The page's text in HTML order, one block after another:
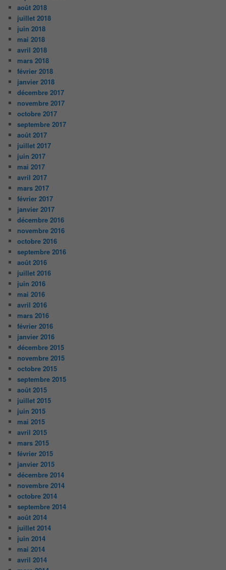
août 2018
juillet 2018
juin 2018
mai 2018
avril 2018
mars 2018
février 2018
janvier 2018
décembre 2017
novembre 2017
octobre 2017
septembre 2017
août 2017
juillet 2017
juin 2017
mai 2017
avril 2017
mars 2017
février 2017
janvier 2017
décembre 2016
novembre 2016
octobre 2016
septembre 2016
août 2016
juillet 2016
juin 2016
mai 2016
avril 2016
mars 2016
février 2016
janvier 2016
décembre 2015
novembre 2015
octobre 2015
septembre 2015
août 2015
juillet 2015
juin 2015
mai 2015
avril 2015
mars 2015
février 2015
janvier 2015
décembre 2014
novembre 2014
octobre 2014
septembre 2014
août 2014
juillet 2014
juin 2014
mai 2014
avril 2014